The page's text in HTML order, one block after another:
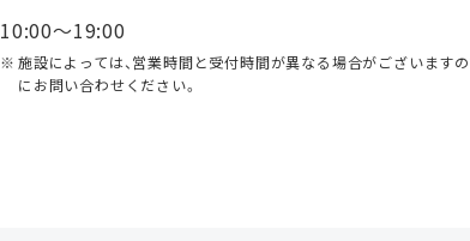
10:00〜19:00
施設によっては、営業時間と受付時間が異なる場合がございますの
にお問い合わせください。